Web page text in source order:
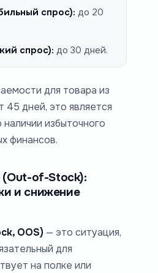
спрос): до 20
спрос): до 30 дней.
для товара из
45 дней, это является
избыточного
финансов.
of-Stock):
и снижение
OOS) — это ситуация,
для
на полке или